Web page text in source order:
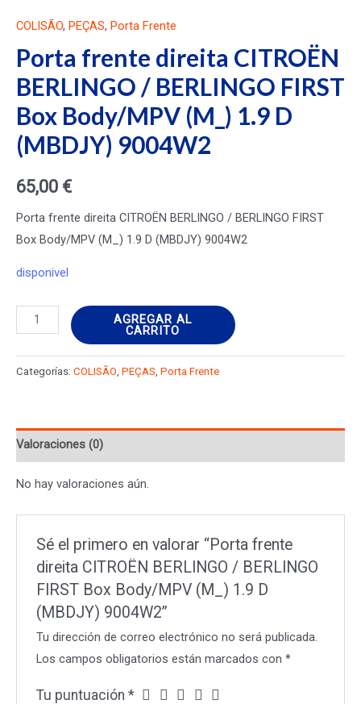
COLISÃO, PEÇAS, Porta Frente
Porta frente direita CITROËN
BERLINGO / BERLINGO FIRST
Box Body/MPV (M_) 1.9 D
(MBDJY) 9004W2
65,00 €
Porta frente direita CITROËN BERLINGO / BERLINGO FIRST
Box Body/MPV (M_) 1.9 D (MBDJY) 9004W2
disponivel
Porta
frente
direita
CITROËN
BERLINGO
Box
(MBDJY)
9004W2
cantidad
AGREGAR AL
CARRITO
Categorías: COLISÃO PEÇAS Porta Frente
Valoraciones (0)
No hay valoraciones aún.
Sé el primero en valorar “Porta frente
direita CITROËN BERLINGO / BERLINGO
FIRST Box Body/MPV (M_) 1.9 D
(MBDJY) 9004W2”
Tu dirección de correo electrónico no será publicada.
Los campos obligatorios están marcados con*
Tu puntuación*